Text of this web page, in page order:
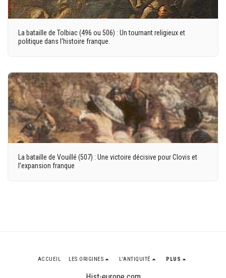
La bataille de Tolbiac (496 ou 506) : Un tournant religieux et
politique dans l'histoire franque.
La bataille de Vouillé (507) : Une victoire décisive pour Clovis et
l’expansion franque
ACCUEIL LES ORIGINES L'ANTIQUITÉ PLUS